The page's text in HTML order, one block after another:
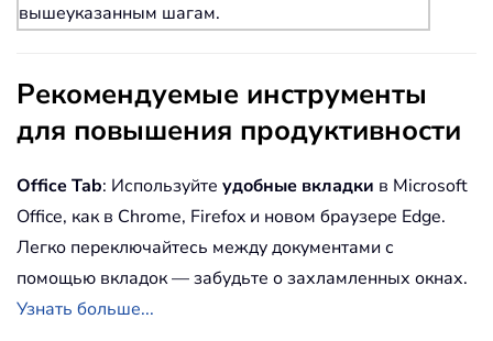
вышеуказанным шагам.
Рекомендуемые инструменты
для повышения продуктивности
Office Tab: Используйте удобные вкладки в Microsoft
Office, как в Chrome, Firefox и новом браузере Edge.
Легко переключайтесь между документами с
помощью вкладок — забудьте о захламленных окнах.
Узнать больше...